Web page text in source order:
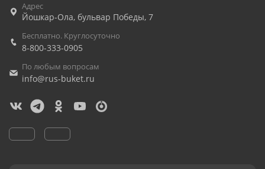
Адрес
Йошкар-Ола, бульвар Победы, 7
Бесплатно. Круглосуточно
8-800-333-0905
По любым вопросам
info@rus-buket.ru